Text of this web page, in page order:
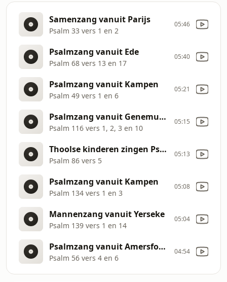
Samenzang vanuit Parijs
Psalm 33 vers 1 en 2
05:46
Psalmzang vanuit Ede
Psalm 68 vers 13 en 17
05:40
Psalmzang vanuit Kampen
Psalm 49 vers 1 en 6
05:21
Psalmzang vanuit Genemuiden
Psalm 116 vers 1, 2, 3 en 10
05:15
Thoolse kinderen zingen Psalmen
Psalm 86 vers 5
05:13
Psalmzang vanuit Kampen
Psalm 134 vers 1 en 3
05:08
Mannenzang vanuit Yerseke
Psalm 139 vers 1 en 14
05:04
Psalmzang vanuit Amersfoort
Psalm 56 vers 4 en 6
04:54